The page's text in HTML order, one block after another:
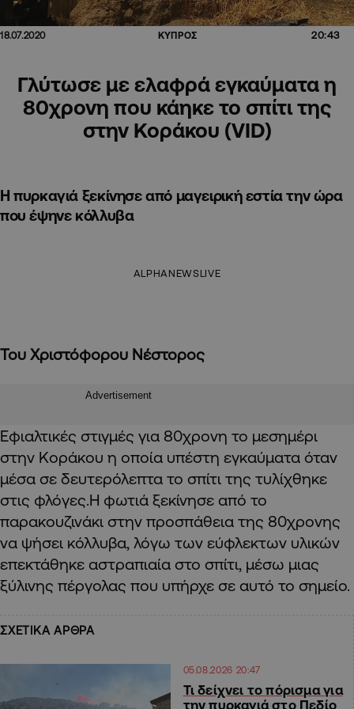
18.07.2020 ΚΥΠΡΟΣ 20:43
Γλύτωσε με ελαφρά εγκαύματα η
80χρονη που κάηκε το σπίτι της
στην Κοράκου (VID)
Η πυρκαγιά ξεκίνησε από μαγειρική εστία την ώρα
που έψηνε κόλλυβα
ALPHANEWSLIVE
Του Χριστόφορου Νέστορος
Advertisement
Εφιαλτικές στιγμές για 80χρονη το μεσημέρι
στην Κοράκου η οποία υπέστη εγκαύματα όταν
μέσα σε δευτερόλεπτα το σπίτι της τυλίχθηκε
στις φλόγες.Η φωτιά ξεκίνησε από το
παρακουζινάκι στην προσπάθεια της 80χρονης
να ψήσει κόλλυβα, λόγω των εύφλεκτων υλικών
επεκτάθηκε αστραπιαία στο σπίτι, μέσω μιας
ξύλινης πέργολας που υπήρχε σε αυτό το σημείο.
ΣΧΕΤΙΚΑ ΑΡΘΡΑ
05.08.2026 20:47
Τι δείχνει το πόρισμα για
την πυρκαγιά στο Πεδίο